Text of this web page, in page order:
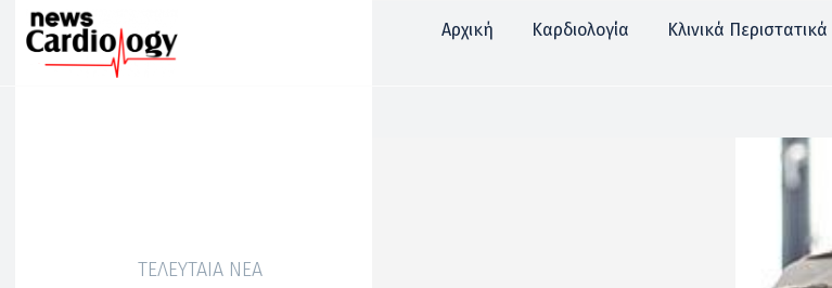
Αρχική Καρδιολογία Κλινικά Περιστατικά
ΤΕΛΕΥΤΑΊΑ ΝΈΑ